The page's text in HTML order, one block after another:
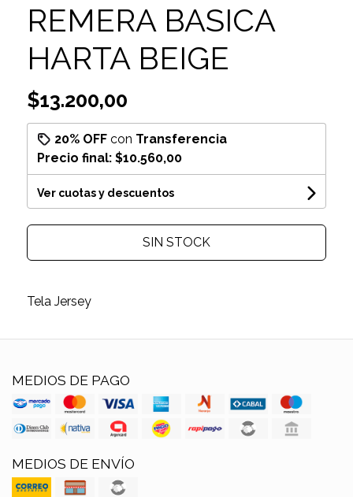
REMERA BASICA
HARTA BEIGE
$13.200,00
20% OFFcon Transferencia
Precio final: $10.560,00
Ver cuotas y descuentos
SIN STOCK
Tela Jersey
MEDIOS DE PAGO
MEDIOS DE ENVÍO